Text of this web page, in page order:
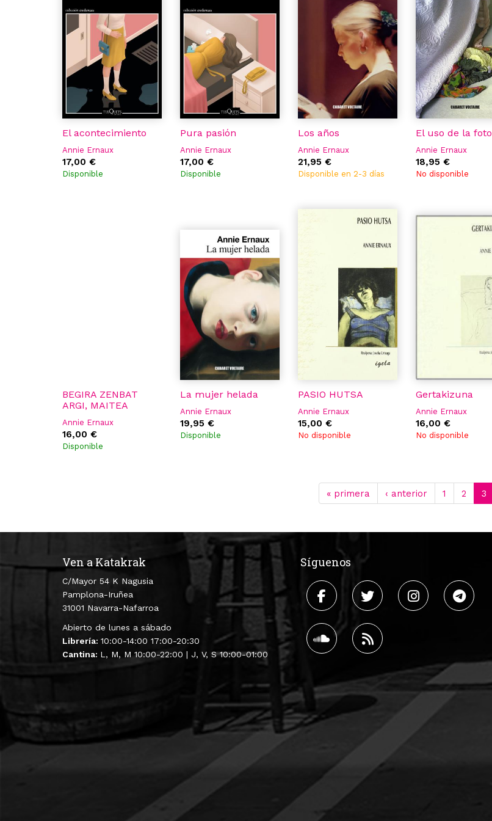
El acontecimiento
Annie Ernaux
17,00 €
Disponible
Pura pasión
Annie Ernaux
17,00 €
Disponible
Los años
Annie Ernaux
21,95 €
Disponible en 2-3 días
El uso de la foto
Annie Ernaux
18,95 €
No disponible
BEGIRA ZENBAT
ARGI, MAITEA
Annie Ernaux
16,00 €
Disponible
La mujer helada
Annie Ernaux
19,95 €
Disponible
PASIO HUTSA
Annie Ernaux
15,00 €
No disponible
Gertakizuna
Annie Ernaux
16,00 €
No disponible
« primera ‹ anterior 1 2 3
Ven a Katakrak
C/Mayor 54 K Nagusia
Pamplona-Iruñea
31001 Navarra-Nafarroa
Abierto de lunes a sábado
Librería: 10:00-14:00 17:00-20:30
Cantina: L, M, M 10:00-22:00 | J, V, S 10:00-01:00
Síguenos